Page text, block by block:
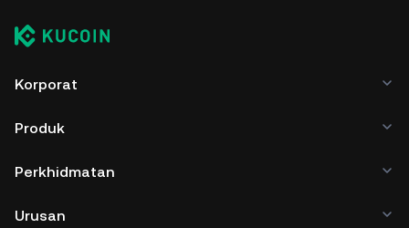
Korporat
Produk
Perkhidmatan
Urusan